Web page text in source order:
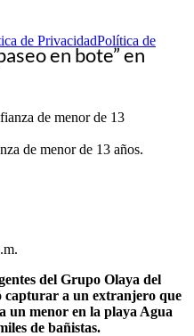
de PrivacidadPolítica de
en bote” en
de menor de 13 años.
del Grupo Olaya del
capturar a un extranjero que
un menor en la playa Agua
de bañistas.